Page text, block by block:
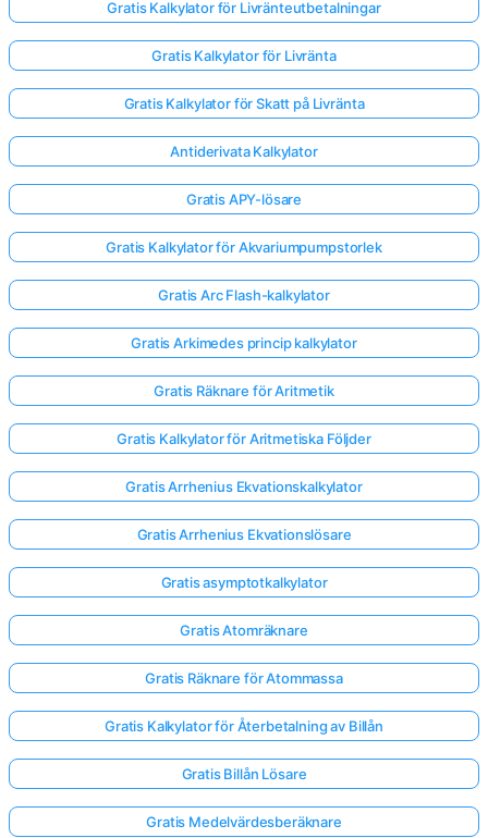
Gratis Kalkylator för Livränteutbetalningar
Gratis Kalkylator för Livränta
Gratis Kalkylator för Skatt på Livränta
Antiderivata Kalkylator
Gratis APY-lösare
Gratis Kalkylator för Akvariumpumpstorlek
Gratis Arc Flash-kalkylator
Gratis Arkimedes princip kalkylator
Gratis Räknare för Aritmetik
Gratis Kalkylator för Aritmetiska Följder
Gratis Arrhenius Ekvationskalkylator
Gratis Arrhenius Ekvationslösare
Gratis asymptotkalkylator
Gratis Atomräknare
Gratis Räknare för Atommassa
Gratis Kalkylator för Återbetalning av Billån
Gratis Billån Lösare
Gratis Medelvärdesberäknare